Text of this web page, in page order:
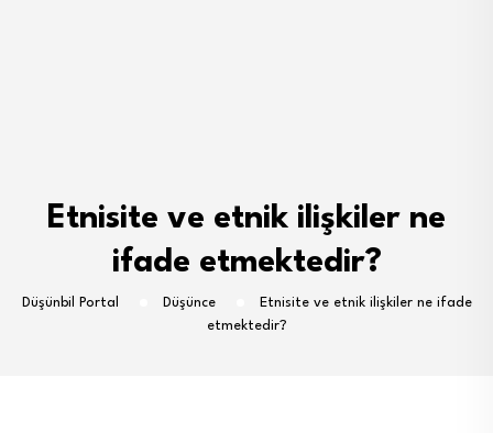
Etnisite ve etnik ilişkiler ne
ifade etmektedir?
Düşünbil Portal Düşünce
Etnisite ve etnik ilişkiler ne ifade
etmektedir?